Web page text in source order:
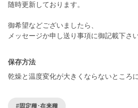
随時更新しております。
御希望などございましたら、
メッセージか申し送り事項に御記載下さい
保存方法
乾燥と温度変化が大きくならないところ
#固定種･在来種